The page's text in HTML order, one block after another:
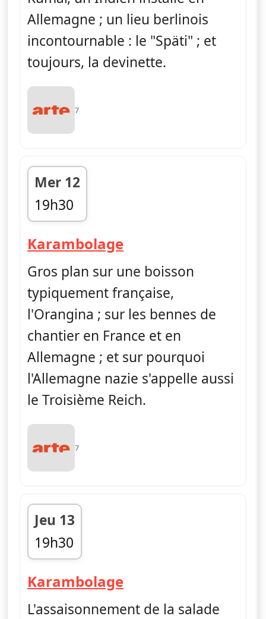
Allemagne ; un lieu berlinois
incontournable : le "Späti" ; et
toujours, la devinette.
7
Mer 12
19h30
fin 19h45
Karambolage— Karambolage
Gros plan sur une boisson
typiquement française,
l'Orangina ; sur les bennes de
chantier en France et en
Allemagne ; et sur pourquoi
l'Allemagne nazie s'appelle aussi
le Troisième Reich.
7
Jeu 13
19h30
fin 19h45
Karambolage— Karambolage
L'assaisonnement de la salade